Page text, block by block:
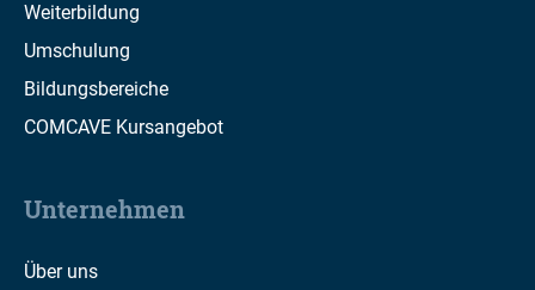
Weiterbildung
Umschulung
Bildungsbereiche
COMCAVE Kursangebot
Unternehmen
Über uns